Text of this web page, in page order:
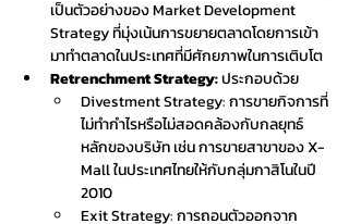
เป็นตัวอย่างของ Market Development
Strategy ที่มุ่งเน้นการขยายตลาดโดยการเข้า
มาทำตลาดในประเทศที่มีศักยภาพในการเติบโต
Retrenchment Strategy: ประกอบด้วย
Divestment Strategy: การขายกิจการที่
ไม่ทำกำไรหรือไม่สอดคล้องกับกลยุทธ์
หลักของบริษัท เช่น การขายสาขาของ X-
Mall ในประเทศไทยให้กับกลุ่มกาสิโนในปี
2010
Exit Strategy: การถอนตัวออกจาก